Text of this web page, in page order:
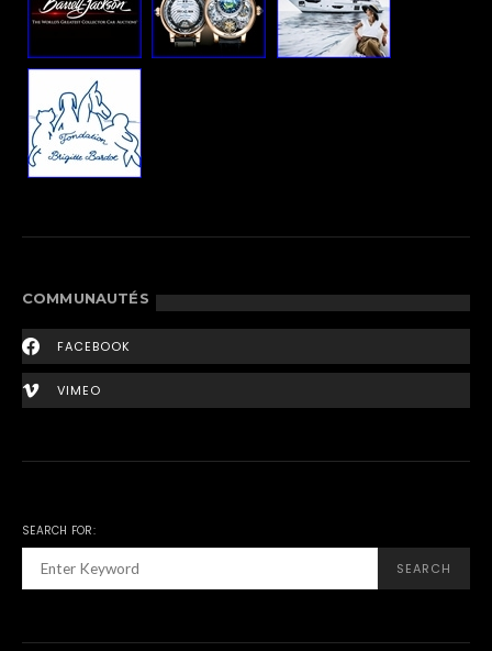
COMMUNAUTÉS
FACEBOOK
VIMEO
SEARCH FOR:
SEARCH